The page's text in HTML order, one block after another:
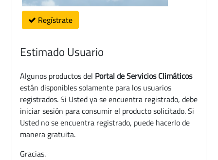
Regístrate
Estimado Usuario
Algunos productos del Portal de Servicios Climáticos
están disponibles solamente para los usuarios
registrados. Si Usted ya se encuentra registrado, debe
iniciar sesión para consumir el producto solicitado. Si
Usted no se encuentra registrado, puede hacerlo de
manera gratuita.
Gracias.